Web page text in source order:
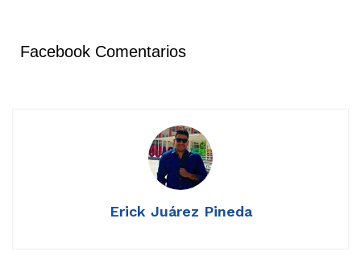
Facebook Comentarios
Erick Juárez Pineda